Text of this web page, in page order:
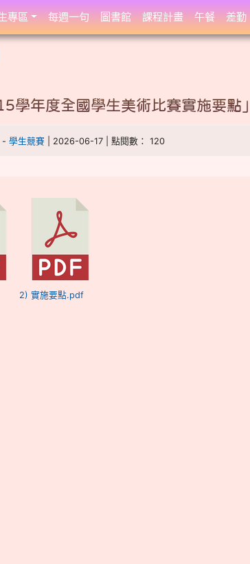
學年度全國學生美術比賽實施要點」
- 學生競賽| 2026-06-17 | 點閱數： 120
2) 實施要點.pdf
專區 每週一句 圖書館 課程計畫 午餐 差勤